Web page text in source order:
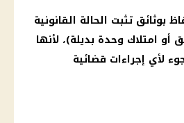
بوثائق تثبت الحالة القانونية
أو امتلاك وحدة بديلة)، لأنها
لأي إجراءات قضائية